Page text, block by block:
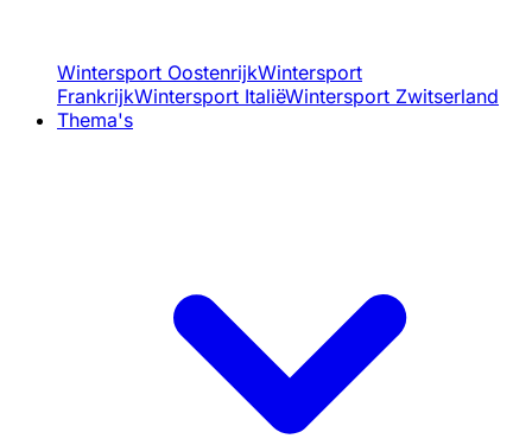
Wintersport OostenrijkWintersport
FrankrijkWintersport ItaliëWintersport Zwitserland
Thema's